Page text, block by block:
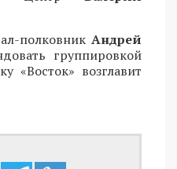
полковникАндрей
группировкой
«Восток» возглавит